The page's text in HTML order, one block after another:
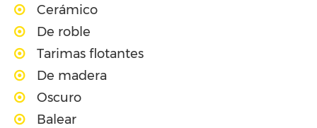
Cerámico
De roble
Tarimas flotantes
De madera
Oscuro
Balear